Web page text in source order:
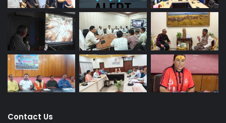
Contact Us